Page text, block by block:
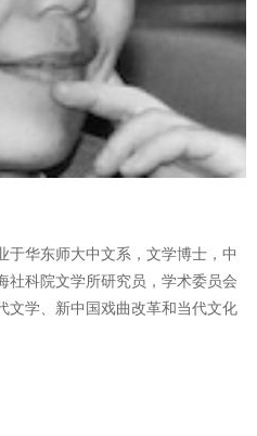
于华东师大中文系，文学博士，中
社科院文学所研究员，学术委员会
文学、新中国戏曲改革和当代文化